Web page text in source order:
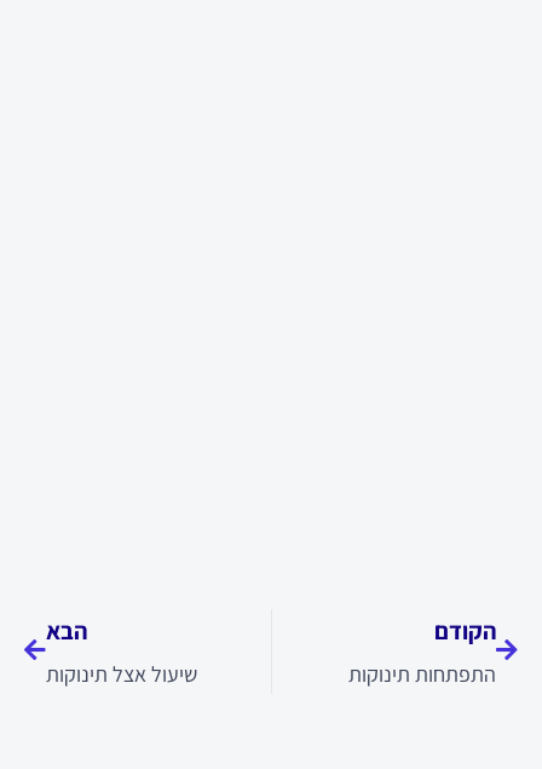
הקודם
התפתחות תינוקות
הבא
שיעול אצל תינוקות